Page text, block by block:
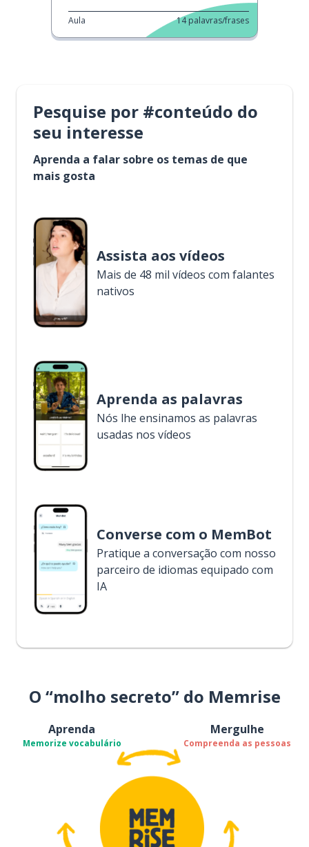
Aula 14 palavras/frases
Pesquise por #conteúdo do
seu interesse
Aprenda a falar sobre os temas de que
mais gosta
Assista aos vídeos
Mais de 48 mil vídeos com falantes
nativos
Aprenda as palavras
Nós lhe ensinamos as palavras
usadas nos vídeos
Converse com o MemBot
Pratique a conversação com nosso
parceiro de idiomas equipado com
IA
O “molho secreto” do Memrise
Aprenda
Memorize vocabulário
Mergulhe
Compreenda as pessoas